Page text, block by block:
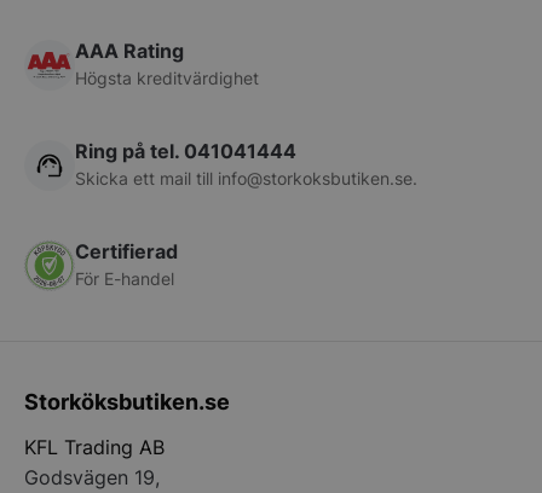
AAA Rating
Högsta kreditvärdighet
Ring på tel. 041041444
Skicka ett mail till info@storkoksbutiken.se.
Certifierad
För E-handel
Storköksbutiken.se
KFL Trading AB
Godsvägen 19,